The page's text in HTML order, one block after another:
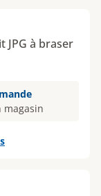
JPG à braser
magasin